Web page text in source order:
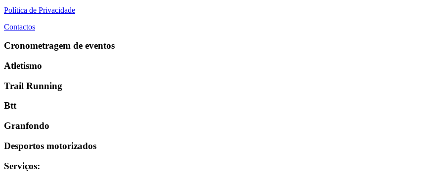
Política de Privacidade
Contactos
Cronometragem de eventos
Atletismo
Trail Running
Btt
Granfondo
Desportos motorizados
Serviços: